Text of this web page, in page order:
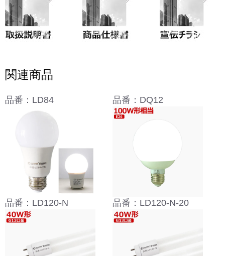
関連商品
品番：LD84 品番：DQ12
品番：LD120-N 品番：LD120-N-20